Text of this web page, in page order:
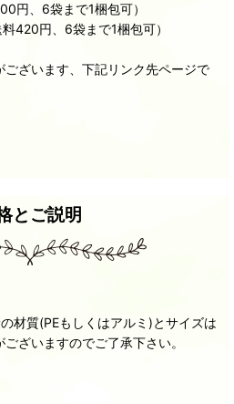
円、6袋まで1梱包可）
420円、6袋まで1梱包可）
ざいます、下記リンク先ページで
とご説明
材質(PEもしくはアルミ)とサイズは
ざいますのでご了承下さい。